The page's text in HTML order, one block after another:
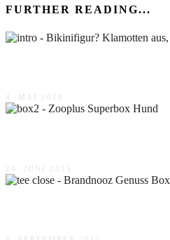
FURTHER READING...
4. MAI 2019
24. JUNI 2015